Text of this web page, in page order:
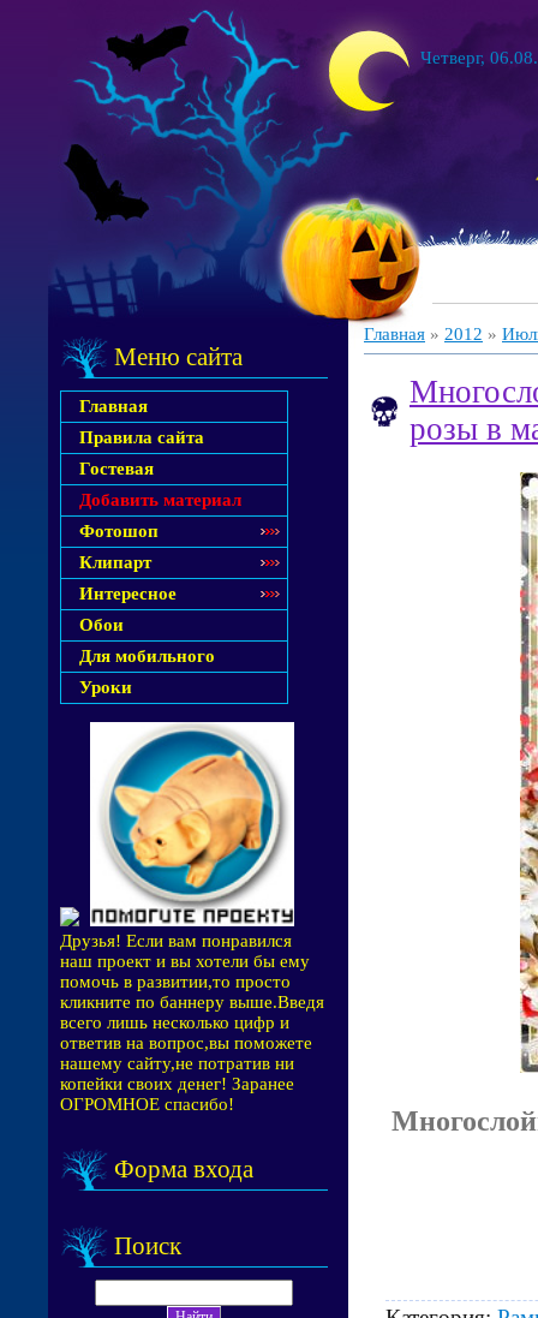
Четверг,
Меню сайта
Главная
Правила сайта
Гостевая
Добавить материал
Фотошоп
Клипарт
Интересное
Обои
Для мобильного
Уроки
Друзья! Если вам понравился
наш проект и вы хотели бы ему
помочь в развитии,то просто
кликните по баннеру выше.Введя
всего лишь несколько цифр и
ответив на вопрос,вы поможете
нашему сайту,не потратив ни
копейки своих денег! Заранее
ОГРОМНОЕ спасибо!
Форма входа
Поиск
Главная » 2012 »
розы в